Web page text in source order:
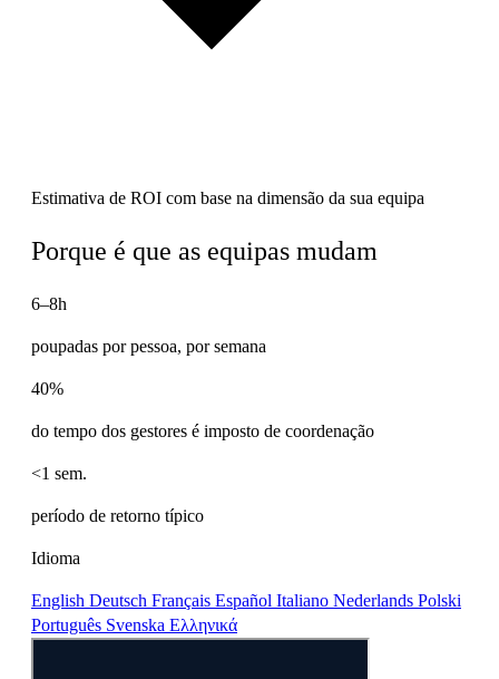
Estimativa de ROI com base na dimensão da sua equipa
Porque é que as equipas mudam
6–8h
poupadas por pessoa, por semana
40%
do tempo dos gestores é imposto de coordenação
<1 sem.
período de retorno típico
Idioma
English Deutsch Français Español Italiano Nederlands Polski
Português Svenska Ελληνικά